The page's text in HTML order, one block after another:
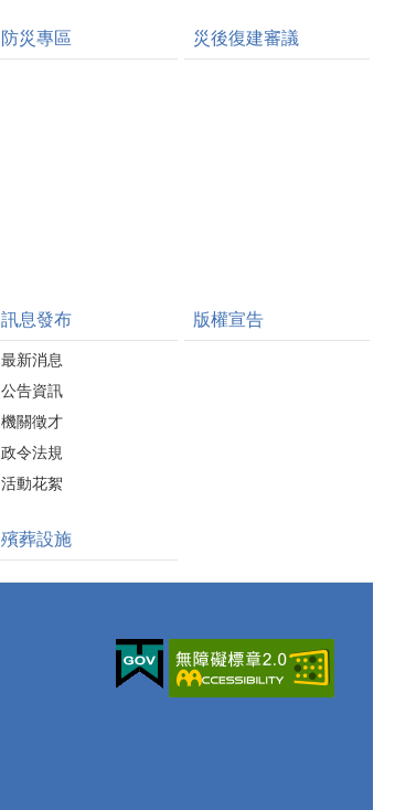
防災專區 災後復建審議
訊息發布
最新消息
公告資訊
機關徵才
政令法規
活動花絮
版權宣告
殯葬設施